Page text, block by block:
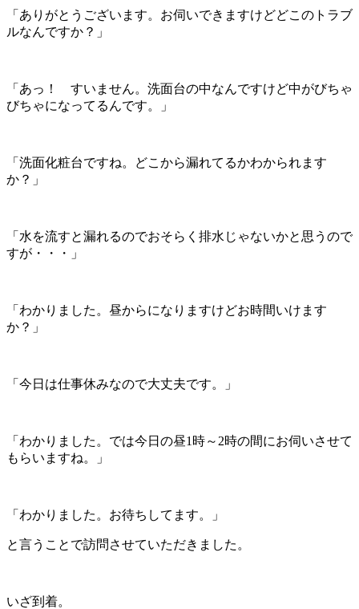
「ありがとうございます。お伺いできますけどどこのトラブ
ルなんですか？」
「あっ！ すいません。洗面台の中なんですけど中がびちゃ
びちゃになってるんです。」
「洗面化粧台ですね。どこから漏れてるかわかられます
か？」
「水を流すと漏れるのでおそらく排水じゃないかと思うので
すが・・・」
「わかりました。昼からになりますけどお時間いけます
か？」
「今日は仕事休みなので大丈夫です。」
「わかりました。では今日の昼1時～2時の間にお伺いさせて
もらいますね。」
「わかりました。お待ちしてます。」
と言うことで訪問させていただきました。
いざ到着。